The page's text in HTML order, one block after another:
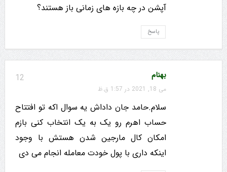
آپشن در چه بازه های زمانی باز هستند؟
پاسخ
12 بهنام
می 18, 2021 در 1:57 ق.ظ
سلام.حامد جان داداش یه سوال اکه تو افتتاح
حساب اهرم رو یک به یک انتخاب کنی بازم
امکان کال مارجین شدن هستش با وجود
اینکه داری با پول خودت معامله انجام می دی